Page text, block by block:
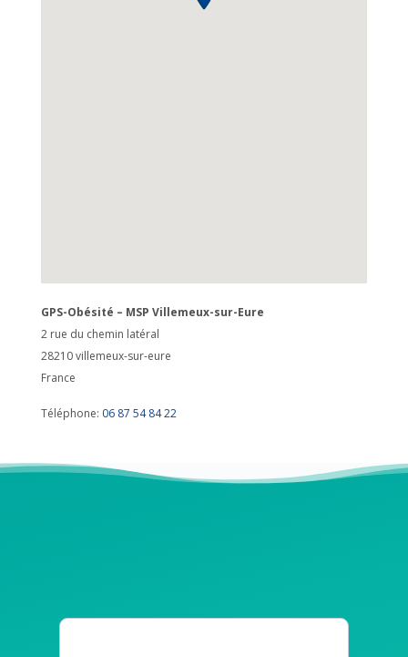
GPS-Obésité – MSP Villemeux-sur-Eure
2 rue du chemin latéral
28210villemeux-sur-eure
France
Téléphone: 06 87 54 84 22